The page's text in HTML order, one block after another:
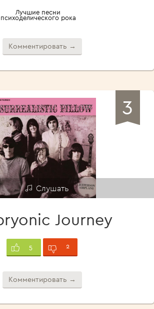
Лучшие песни
психоделического рока
Комментировать →
3
Слушать
Journey
5 2
Комментировать →